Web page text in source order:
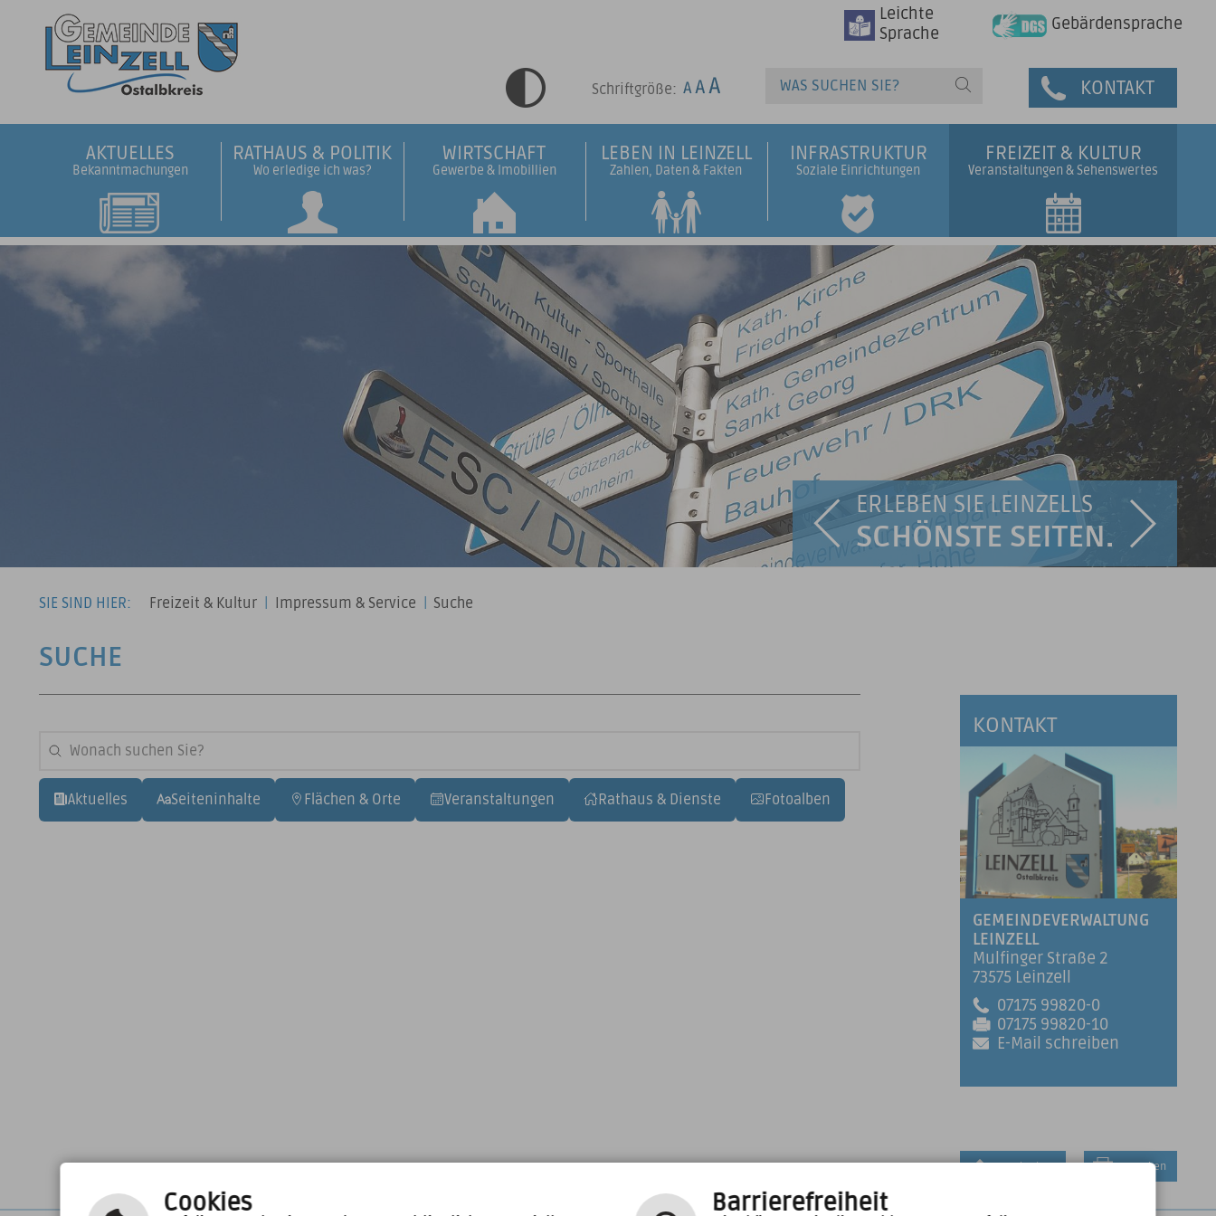
Leichte
Sprache
Gebärdensprache
Schriftgröße: KONTAKT
AKTUELLES
Bekanntmachungen
RATHAUS & POLITIK
Wo erledige ich was?
WIRTSCHAFT
Gewerbe & Imobillien
LEBEN IN LEINZELL
Zahlen, Daten & Fakten
INFRASTRUKTUR
Soziale Einrichtungen
FREIZEIT & KULTUR
Veranstaltungen & Sehenswertes
ERLEBEN SIE LEINZELLS
SCHÖNSTE SEITEN.
SIE SIND HIER: Freizeit & Kultur Impressum & Service Suche
SUCHE
Aktuelles Seiteninhalte Flächen & Orte Veranstaltungen Rathaus & Dienste Fotoalben
KONTAKT
GEMEINDEVERWALTUNG
LEINZELL
Mulfinger Straße 2
73575 Leinzell
07175 99820-0
07175 99820-10
E-Mail schreiben
Nach Oben Drucken
Cookies Barrierefreiheit